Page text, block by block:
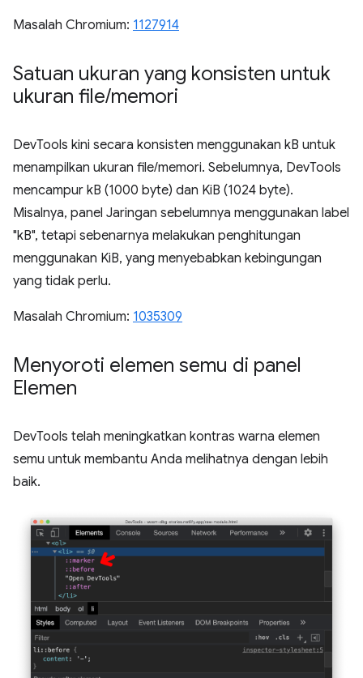
Masalah Chromium: 1127914
Satuan ukuran yang konsisten untuk
ukuran file/memori
DevTools kini secara konsisten menggunakan kB untuk
menampilkan ukuran file/memori. Sebelumnya, DevTools
mencampur kB (1000 byte) dan KiB (1024 byte).
Misalnya, panel Jaringan sebelumnya menggunakan label
"kB", tetapi sebenarnya melakukan penghitungan
menggunakan KiB, yang menyebabkan kebingungan
yang tidak perlu.
Masalah Chromium: 1035309
Menyoroti elemen semu di panel
Elemen
DevTools telah meningkatkan kontras warna elemen
semu untuk membantu Anda melihatnya dengan lebih
baik.